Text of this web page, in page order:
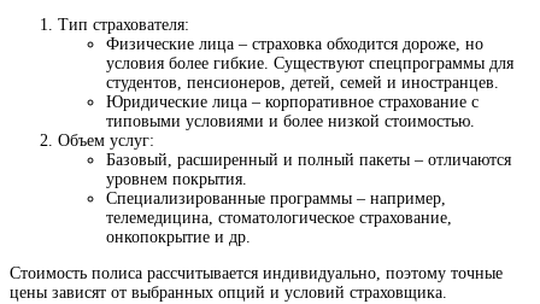
Тип страхователя:
Физические лица – страховка обходится дороже, но
условия более гибкие. Существуют спецпрограммы для
студентов, пенсионеров, детей, семей и иностранцев.
Юридические лица – корпоративное страхование с
типовыми условиями и более низкой стоимостью.
Объем услуг:
Базовый, расширенный и полный пакеты – отличаются
уровнем покрытия.
Специализированные программы – например,
телемедицина, стоматологическое страхование,
онкопокрытие и др.
Стоимость полиса рассчитывается индивидуально, поэтому точные
цены зависят от выбранных опций и условий страховщика.